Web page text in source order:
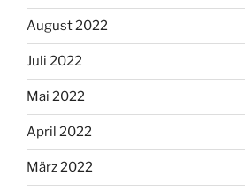
August 2022
Juli 2022
Mai 2022
April 2022
März 2022